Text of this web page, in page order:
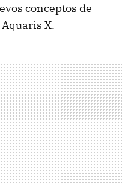
conceptos de
X.